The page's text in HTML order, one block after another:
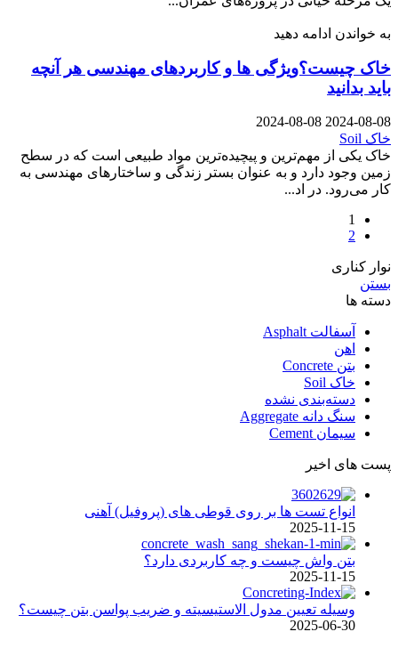
به خواندن ادامه دهید
خاک چیست؟ویژگی ها و کاربردهای مهندسی هر آنچه
باید بدانید
2024-08-08
2024-08-08
خاک Soil
خاک یکی از مهم‌ترین و پیچیده‌ترین مواد طبیعی است که در سطح
زمین وجود دارد و به عنوان بستر زندگی و ساختارهای مهندسی به
کار می‌رود. در اد...
1
2
نوار کناری
بستن
دسته ها
آسفالت Asphalt
اهن
بتن Concrete
خاک Soil
دسته‌بندی نشده
سنگ دانه Aggregate
سیمان Cement
پست های اخیر
انواع تست ها بر روی قوطی های (پروفیل) آهنی
2025-11-15
بتن واش چیست و چه کاربردی دارد؟
2025-11-15
وسیله تعیین مدول الاستیسیته و ضریب پواسن بتن چیست؟
2025-06-30